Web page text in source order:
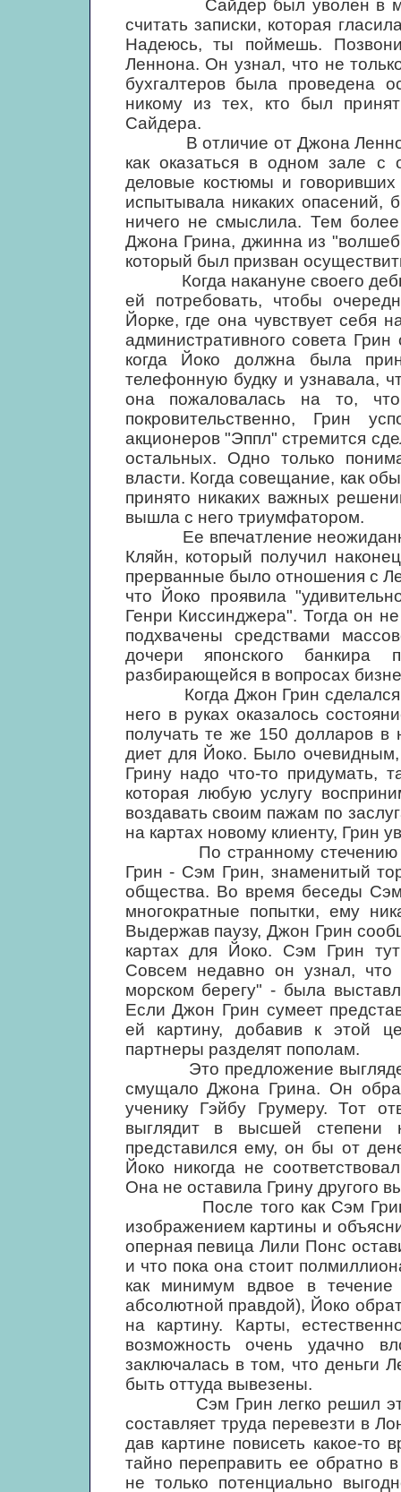
Сайдер был уволен в
считать записки, которая
Надеюсь, ты поймешь.
Леннона. Он узнал, что не
бухгалтеров была проведена
никому из тех, кто был
Сайдера.
В отличие от Джона
как оказаться в одном зале с
деловые костюмы и
испытывала никаких опасений,
ничего не смыслила. Тем
Джона Грина, джинна из
который был призван
Когда накануне своего
ей потребовать, чтобы
Йорке, где она чувствует себя
административного совета
когда Йоко должна была
телефонную будку и узнавала,
она пожаловалась на то,
покровительственно, Грин
акционеров "Эппл" стремится
остальных. Одно только
власти. Когда совещание, как
принято никаких важных
вышла с него триумфатором.
Ее впечатление неожиданно
Кляйн, который получил
прерванные было отношения с
что Йоко проявила
Генри Киссинджера". Тогда он
подхвачены средствами
дочери японского банкира
разбирающейся в вопросах
Когда Джон Грин сделался
него в руках оказалось
получать те же 150 долларов
диет для Йоко. Было очевидным,
Грину надо что-то придумать,
которая любую услугу
воздавать своим пажам по
на картах новому клиенту, Грин
По странному стечению
Грин - Сэм Грин, знаменитый
общества. Во время беседы
многократные попытки, ему
Выдержав паузу, Джон Грин
картах для Йоко. Сэм Грин
Совсем недавно он узнал,
морском берегу" - была
Если Джон Грин сумеет
ей картину, добавив к этой
партнеры разделят пополам.
Это предложение
смущало Джона Грина. Он
ученику Гэйбу Грумеру. Тот
выглядит в высшей степени
представился ему, он бы от
Йоко никогда не
Она не оставила Грину другого
После того как Сэм Грин
изображением картины и
оперная певица Лили Понс
и что пока она стоит
как минимум вдвое в
абсолютной правдой), Йоко
на картину. Карты,
возможность очень удачно
заключалась в том, что деньги
быть оттуда вывезены.
Сэм Грин легко решил эту
составляет труда перевезти в
дав картине повисеть какое-то
тайно переправить ее
не только потенциально